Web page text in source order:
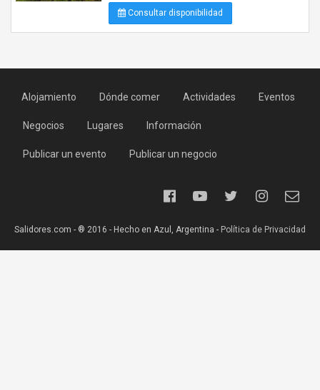
Consultar disponibilidad
Alojamiento Dónde comer Actividades Eventos
Negocios Lugares Información
Publicar un evento Publicar un negocio
Salidores.com - ® 2016 - Hecho en Azul, Argentina - Política de Privacidad